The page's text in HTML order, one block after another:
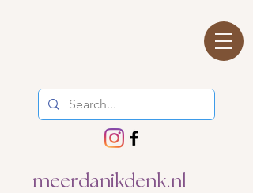
meerdanikdenk.nl